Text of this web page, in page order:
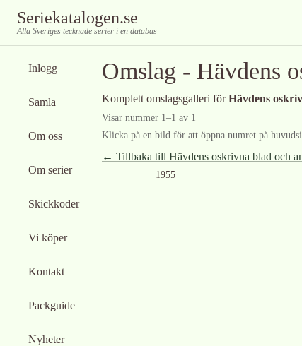
Seriekatalogen.se
Alla Sveriges tecknade serier i en databas
Inlogg
Samla
Om oss
Om serier
Skickkoder
Vi köper
Kontakt
Packguide
Nyheter
Omslag - Hävdens
Komplett omslagsgalleri förHävdens
Visar nummer 1–1 av 1
Klicka på en bild för att öppna numret på
← Tillbaka till Hävdens oskrivna blad och
1955